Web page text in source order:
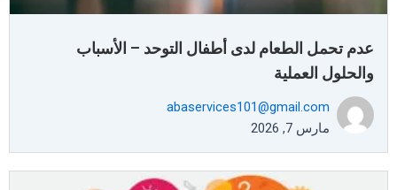
عدم تحمل الطعام لدى أطفال التوحد – الأسباب
والحلول العملية
abaservices101@gmail.com
مارس 7, 2026